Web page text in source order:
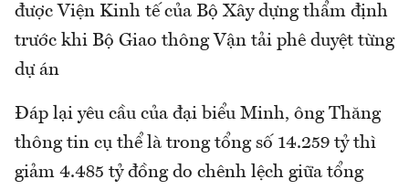
được Viện Kinh tế của Bộ Xây dựng thẩm định
trước khi Bộ Giao thông Vận tải phê duyệt từng
dự án
Đáp lại yêu cầu của đại biểu Minh, ông Thăng
thông tin cụ thể là trong tổng số 14.259 tỷ thì
giảm 4.485 tỷ đồng do chênh lệch giữa tổng